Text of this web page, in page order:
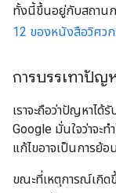
ทั้งนี้ขึ้นอยู่กับสถาน
12 ของหนังสือวิศวก
การบรรเทาปัญ
เราจะถือว่าปัญหาได้รั
Google มั่นใจว่าจะ
แก้ไขอาจเป็นการย้
ขณะที่เหตุการณ์เกิ